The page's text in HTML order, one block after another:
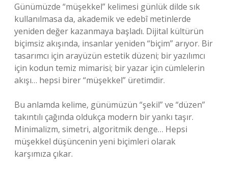
Günümüzde “müşekkel” kelimesi günlük dilde sık
kullanılmasa da, akademik ve edebî metinlerde
yeniden değer kazanmaya başladı. Dijital kültürün
biçimsiz akışında, insanlar yeniden “biçim” arıyor. Bir
tasarımcı için arayüzün estetik düzeni; bir yazılımcı
için kodun temiz mimarisi; bir yazar için cümlelerin
akışı… hepsi birer “müşekkel” üretimdir.
Bu anlamda kelime, günümüzün “şekil” ve “düzen”
takıntılı çağında oldukça modern bir yankı taşır.
Minimalizm, simetri, algoritmik denge… Hepsi
müşekkel düşüncenin yeni biçimleri olarak
karşımıza çıkar.